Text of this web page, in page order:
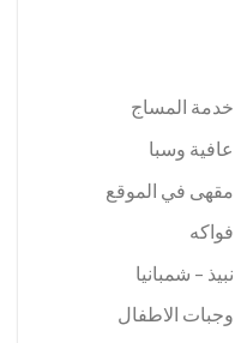
خدمة المساج
عافية وسبا
مقهى في الموقع
فواكه
نبيذ – شمبانيا
وجبات الاطفال